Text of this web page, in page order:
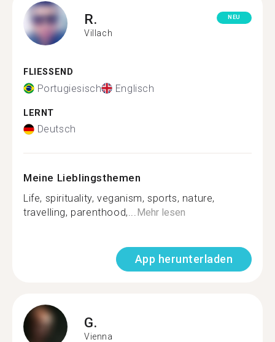
R.
Villach
NEU
FLIESSEND
Portugiesisch Englisch
LERNT
Deutsch
Meine Lieblingsthemen
Life, spirituality, veganism, sports, nature,
travelling, parenthood,...Mehr lesen
App herunterladen
G.
Vienna